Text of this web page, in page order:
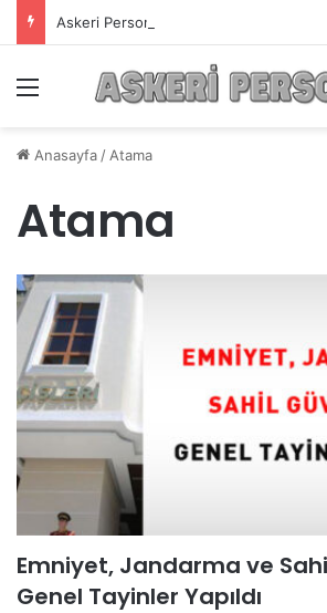
Askeri Personelin Güncel Haber ve Bilgi
Anasayfa / Atama
Atama
Emniyet, Jandarma ve
Genel Tayinler Yapıldı